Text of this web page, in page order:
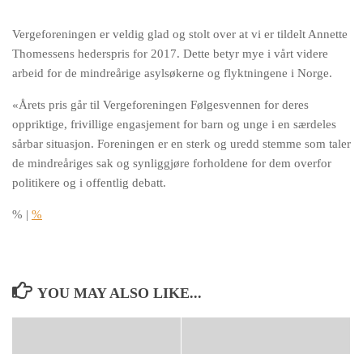
Vergeforeningen er veldig glad og stolt over at vi er tildelt Annette
Thomessens hederspris for 2017. Dette betyr mye i vårt videre
arbeid for de mindreårige asylsøkerne og flyktningene i Norge.
«Årets pris går til Vergeforeningen Følgesvennen for deres
oppriktige, frivillige engasjement for barn og unge i en særdeles
sårbar situasjon. Foreningen er en sterk og uredd stemme som taler
de mindreåriges sak og synliggjøre forholdene for dem overfor
politikere og i offentlig debatt.
% | %
YOU MAY ALSO LIKE...